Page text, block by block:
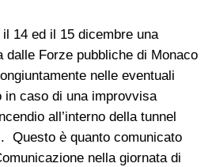
14 ed il 15 dicembre una
dalle Forze pubbliche di Monaco
nelle eventuali
in caso di una improvvisa
all’interno della tunnel
Questo è quanto comunicato
nella giornata di